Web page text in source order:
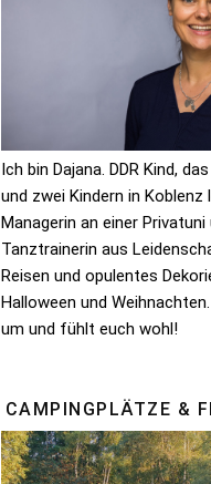
Ich bin Dajana. DDR Kind,
und zwei Kindern in Koblenz
Managerin an einer Privatuni
Tanztrainerin aus
Reisen und opulentes
Halloween und
um und fühlt euch wohl!
CAMPINGPLÄTZE &